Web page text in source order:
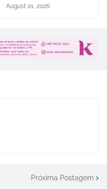
August 01, 2026
Próxima Postagem